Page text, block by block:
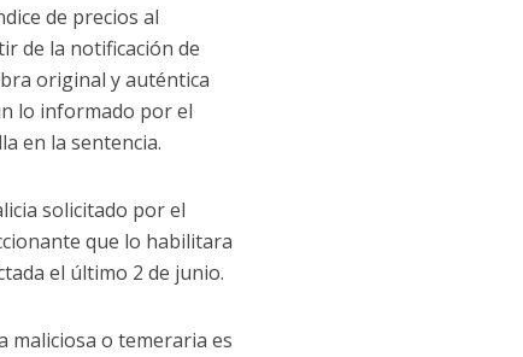
de precios al
de la notificación de
original y auténtica
lo informado por el
en la sentencia.
solicitado por el
que lo habilitara
el último 2 de junio.
maliciosa o temeraria es